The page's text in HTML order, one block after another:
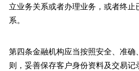
立业务关系或者办理业务，或者终止
系。
第四条金融机构应当按照安全、准确
则，妥善保存客户身份资料及交易